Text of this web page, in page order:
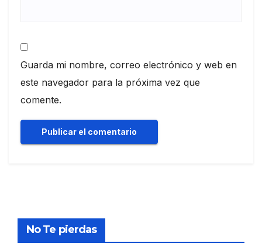
Guarda mi nombre, correo electrónico y web en
este navegador para la próxima vez que
comente.
No Te pierdas